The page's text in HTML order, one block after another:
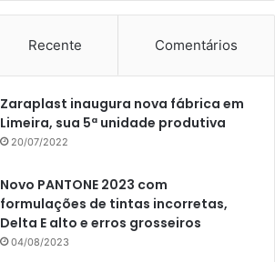
Recente Comentários
Zaraplast inaugura nova fábrica em
Limeira, sua 5ª unidade produtiva
20/07/2022
Novo PANTONE 2023 com
formulações de tintas incorretas,
Delta E alto e erros grosseiros
04/08/2023